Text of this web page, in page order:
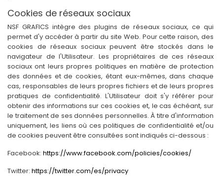
Cookies de réseaux sociaux
NSF GRAFICS intègre des plugins de réseaux sociaux, ce qui
permet d'y accéder à partir du site Web. Pour cette raison, des
cookies de réseaux sociaux peuvent être stockés dans le
navigateur de l'Utilisateur. Les propriétaires de ces réseaux
sociaux ont leurs propres politiques en matière de protection
des données et de cookies, étant eux-mêmes, dans chaque
cas, responsables de leurs propres fichiers et de leurs propres
pratiques de confidentialité. L'Utilisateur doit s'y référer pour
obtenir des informations sur ces cookies et, le cas échéant, sur
le traitement de ses données personnelles. À titre d'information
uniquement, les liens où ces politiques de confidentialité et/ou
de cookies peuvent être consultées sont indiqués ci-dessous :
Facebook: https://www.facebook.com/policies/cookies/
Twitter: https://twitter.com/es/privacy